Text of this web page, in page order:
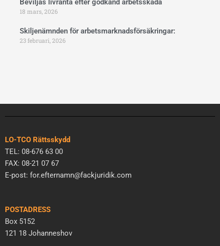
Beviljas livränta efter godkänd arbetsskada
18 mars, 2026
Skiljenämnden för arbetsmarknadsförsäkringar:
23 februari, 2026
LO-TCO Rättsskydd
TEL: 08-676 63 00
FAX: 08-21 07 67
E-post: for.efternamn@fackjuridik.com
POSTADRESS
Box 5152
121 18 Johanneshov